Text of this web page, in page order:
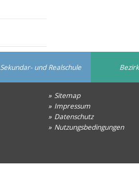
Sekundar- und Realschule
Sitemap
Impressum
Datenschutz
Nutzungsbedingungen